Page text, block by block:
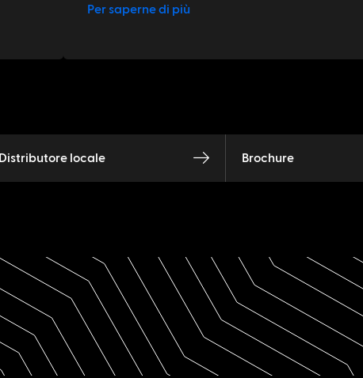
Per saperne di più
Distributore locale Brochure